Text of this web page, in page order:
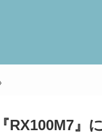
『RX100M7